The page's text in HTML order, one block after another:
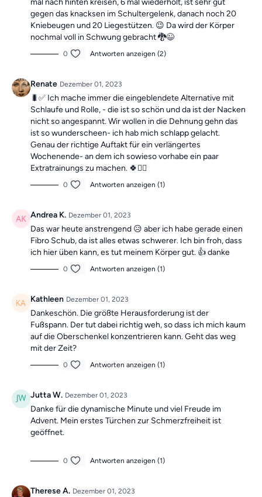
mal nach hinten kreisen, 6 mal wiederholt, ist sehr gut
gegen das knacksen im Schultergelenk, danach noch 20
Kniebeugen und 20 Liegestützen. 😉 Da wird der Körper
nochmal voll in Schwung gebracht 🐉😉
0 Antworten anzeigen (2)
Renate Dezember 01, 2023
🐛✅ Ich mache immer die eingeblendete Alternative mit
Schlaufe und Rolle, - die ist so schön und da ist der Nacken
nicht so angespannt. Wir wollen in die Dehnung gehn das
ist so wunderscheen- ich hab mich schlapp gelacht.
Genau der richtige Auftakt für ein verlängertes
Wochenende- an dem ich sowieso vorhabe ein paar
Extratrainungs zu machen. 🍀🙋‍♀️
0 Antworten anzeigen (1)
Andrea K. Dezember 01, 2023
Das war heute anstrengend 😥 aber ich habe gerade einen
Fibro Schub, da ist alles etwas schwerer. Ich bin froh, dass
ich hier üben kann, es tut meinem Körper gut. 👍 danke
0 Antworten anzeigen (1)
Kathleen Dezember 01, 2023
Dankeschön. Die größte Herausforderung ist der
Fußspann. Der tut dabei richtig weh, so dass ich mich kaum
auf die Oberschenkel konzentrieren kann. Geht das weg
mit der Zeit?
0 Antworten anzeigen (1)
Jutta W. Dezember 01, 2023
Danke für die dynamische Minute und viel Freude im
Advent. Mein erstes Türchen zur Schmerzfreiheit ist
geöffnet.
0 Antworten anzeigen (1)
Therese A. Dezember 01, 2023